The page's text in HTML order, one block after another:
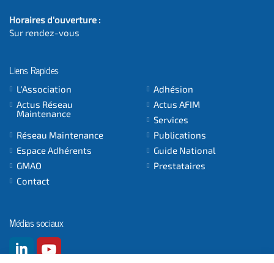
Horaires d'ouverture :
Sur rendez-vous
Liens Rapides
L'Association
Adhésion
Actus Réseau
Maintenance
Actus AFIM
Services
Réseau Maintenance
Publications
Espace Adhérents
Guide National
GMAO
Prestataires
Contact
Médias sociaux